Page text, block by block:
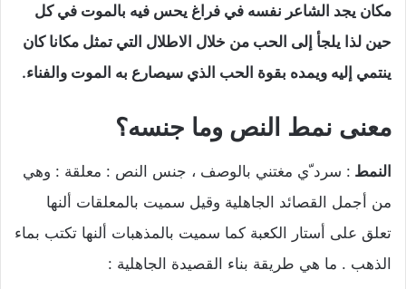
مكان يجد الشاعر نفسه في فراغ يحس فيه بالموت في كل
حين لذا يلجأ إلى الحب من خلال الاطلال التي تمثل مكانا كان
ينتمي إليه ويمده بقوة الحب الذي سيصارع به الموت والفناء.
معنى نمط النص وما جنسه؟
النمط : سرد ّي مغتني بالوصف ، جنس النص : معلقة : وهي
من أجمل القصائد الجاهلية وقيل سميت بالمعلقات ألنها
تعلق على أستار الكعبة كما سميت بالمذهبات ألنها تكتب بماء
الذهب . ما هي طريقة بناء القصيدة الجاهلية :